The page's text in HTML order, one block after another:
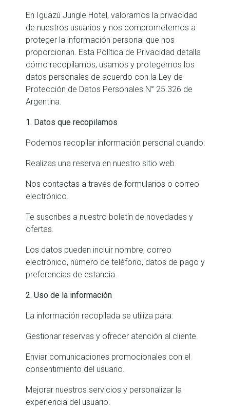
En Iguazú Jungle Hotel, valoramos la privacidad
de nuestros usuarios y nos comprometemos a
proteger la información personal que nos
proporcionan. Esta Política de Privacidad detalla
cómo recopilamos, usamos y protegemos los
datos personales de acuerdo con la Ley de
Protección de Datos Personales N° 25.326 de
Argentina.
1. Datos que recopilamos
Podemos recopilar información personal cuando:
Realizas una reserva en nuestro sitio web.
Nos contactas a través de formularios o correo
electrónico.
Te suscribes a nuestro boletín de novedades y
ofertas.
Los datos pueden incluir nombre, correo
electrónico, número de teléfono, datos de pago y
preferencias de estancia.
2. Uso de la información
La información recopilada se utiliza para:
Gestionar reservas y ofrecer atención al cliente.
Enviar comunicaciones promocionales con el
consentimiento del usuario.
Mejorar nuestros servicios y personalizar la
experiencia del usuario.